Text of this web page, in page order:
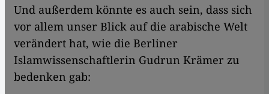
Und außerdem könnte es auch sein, dass sich
vor allem unser Blick auf die arabische Welt
verändert hat, wie die Berliner
Islamwissenschaftlerin Gudrun Krämer zu
bedenken gab: